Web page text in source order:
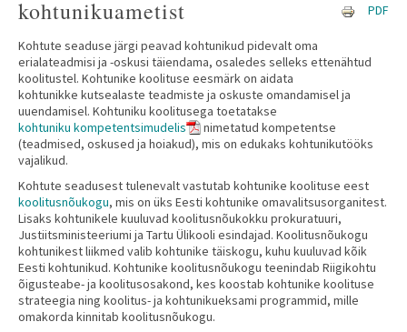
kohtunikuametist
PDF
Kohtute seaduse järgi peavad kohtunikud pidevalt oma
erialateadmisi ja -oskusi täiendama, osaledes selleks ettenähtud
koolitustel. Kohtunike koolituse eesmärk on aidata
kohtunikke kutsealaste teadmiste ja oskuste omandamisel ja
uuendamisel. Kohtuniku koolitusega toetatakse
kohtuniku kompetentsimudelis
nimetatud kompetentse
(teadmised, oskused ja hoiakud), mis on edukaks kohtunikutööks
vajalikud.
Kohtute seadusest tulenevalt vastutab kohtunike koolituse eest
koolitusnõukogu, mis on üks Eesti kohtunike omavalitsusorganitest.
Lisaks kohtunikele kuuluvad koolitusnõukokku prokuratuuri,
Justiitsministeeriumi ja Tartu Ülikooli esindajad. Koolitusnõukogu
kohtunikest liikmed valib kohtunike täiskogu, kuhu kuuluvad kõik
Eesti kohtunikud. Kohtunike koolitusnõukogu teenindab Riigikohtu
õigusteabe- ja koolitusosakond, kes koostab kohtunike koolituse
strateegia ning koolitus- ja kohtunikueksami programmid, mille
omakorda kinnitab koolitusnõukogu.